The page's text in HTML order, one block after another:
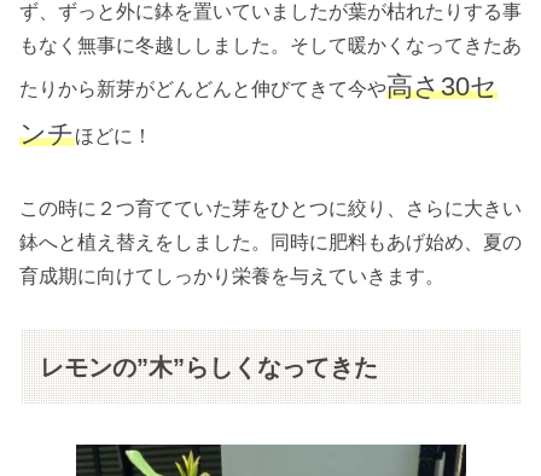
ず、ずっと外に鉢を置いていましたが葉が枯れたりする事
もなく無事に冬越ししました。そして暖かくなってきたあ
たりから新芽がどんどんと伸びてきて今や高さ30セ
ンチほどに！
この時に２つ育てていた芽をひとつに絞り、さらに大きい
鉢へと植え替えをしました。同時に肥料もあげ始め、夏の
育成期に向けてしっかり栄養を与えていきます。
レモンの”木”らしくなってきた